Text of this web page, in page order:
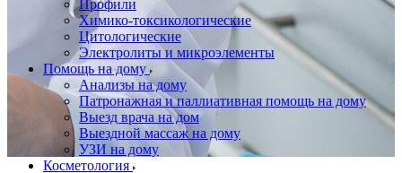
Профили
Химико-токсикологические
Цитологические
Электролиты и микроэлементы
Помощь на дому
Анализы на дому
Патронажная и паллиативная помощь на дому
Выезд врача на дом
Выездной массаж на дому
УЗИ на дому
Косметология